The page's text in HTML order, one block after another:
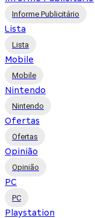
Informe Publicitário
Lista
Lista
Mobile
Mobile
Nintendo
Nintendo
Ofertas
Ofertas
Opinião
Opinião
PC
PC
Playstation